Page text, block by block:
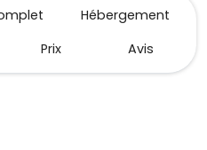
Hébergement
Prix Avis